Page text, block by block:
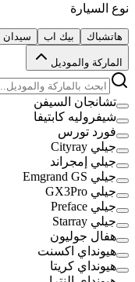
نوع السيارة
هاتشباك بيك اب سيدان
الماركة والموديل
تشانجان السيفن
شيفروليه كابتيفا
فورد تورس
جيلي Cityray
جيلي إمجراند
جيلي Emgrand GS
جيلي GX3Pro
جيلي Preface
جيلي Starray
هفال جوليون
هيونداي اكسنت
هيونداي كريتا